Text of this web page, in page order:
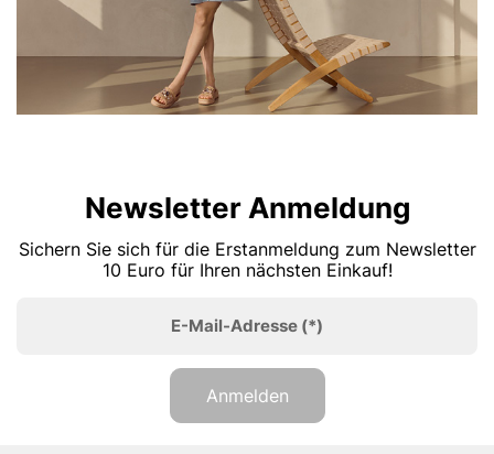
Newsletter Anmeldung
Sichern Sie sich für die Erstanmeldung zum Newsletter
10 Euro für Ihren nächsten Einkauf!
E-Mail-Adresse (*)
Anmelden